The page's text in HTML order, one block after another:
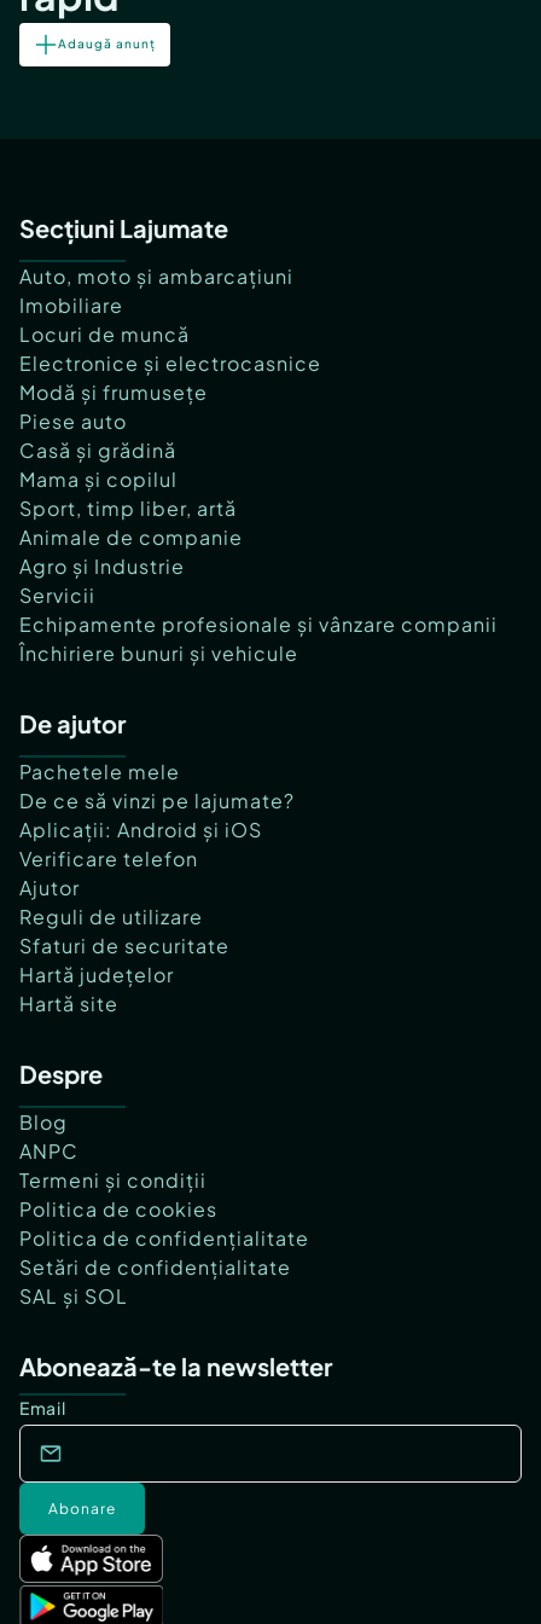
Adaugă anunț
Secțiuni Lajumate
Auto, moto și ambarcațiuni
Imobiliare
Locuri de muncă
Electronice și electrocasnice
Modă și frumusețe
Piese auto
Casă și grădină
Mama și copilul
Sport, timp liber, artă
Animale de companie
Agro și Industrie
Servicii
Echipamente profesionale și vânzare companii
Închiriere bunuri și vehicule
De ajutor
Pachetele mele
De ce să vinzi pe lajumate?
Aplicații: Android și iOS
Verificare telefon
Ajutor
Reguli de utilizare
Sfaturi de securitate
Hartă județelor
Hartă site
Despre
Blog
ANPC
Termeni și condiții
Politica de cookies
Politica de confidențialitate
Setări de confidențialitate
SAL și SOL
Abonează-te la newsletter
Email
Abonare